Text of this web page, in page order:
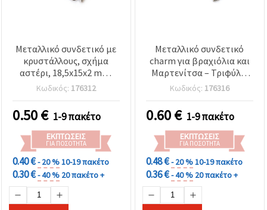
Μεταλλικό συνδετικό με
κρυστάλλους, σχήμα
αστέρι, 18,5x15x2 mm,
τρύπα: 1,5 mm, ασημί
χρώμα – 2 τμχ
Κωδικός: 176312
0.50€ 1-9 πακέτο
ΕΚΠΤΏΣΕΙΣ
ΓΙΑ ΠΟΣΌΤΗΤΑ
0.40 €- 20 %10-19 πακέτο
0.30 €- 40 % 20 πακέτο +
Μεταλλικό συνδετικό
charm για βραχιόλια και
Μαρτενίτσα – Τριφύλλι
με κρυστάλλους, σε
χρυσό χρώμα, 21x16x3
mm, οπή 2 mm – 2 τεμ.
Κωδικός: 176316
0.60€ 1-9 πακέτο
ΕΚΠΤΏΣΕΙΣ
ΓΙΑ ΠΟΣΌΤΗΤΑ
0.48 €- 20 %10-19 πακέτο
0.36 €- 40 % 20 πακέτο +